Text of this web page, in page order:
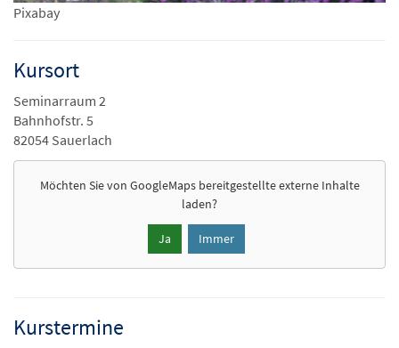
Pixabay
Kursort
Seminarraum 2
Bahnhofstr. 5
82054 Sauerlach
Möchten Sie von GoogleMapsbereitgestellte externe Inhalte
laden?
Ja Immer
Kurstermine